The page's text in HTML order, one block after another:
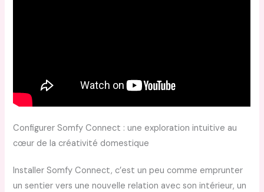
Configurer Somfy Connect : une exploration intuitive au
cœur de la créativité domestique
Installer Somfy Connect, c’est un peu comme emprunter
un sentier vers une nouvelle relation avec son intérieur, un